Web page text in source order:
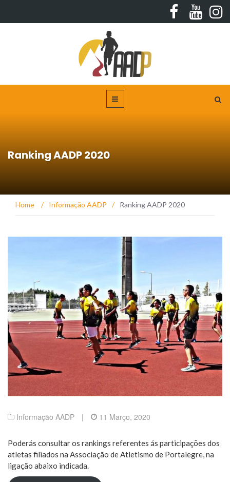
Ranking AADP 2020
Home / Informação AADP / Ranking AADP 2020
Informação AADP | 11 Março, 2020
Poderás consultar os rankings referentes ás participações dos
atletas filiados na Associação de Atletismo de Portalegre, na
ligação abaixo indicada.